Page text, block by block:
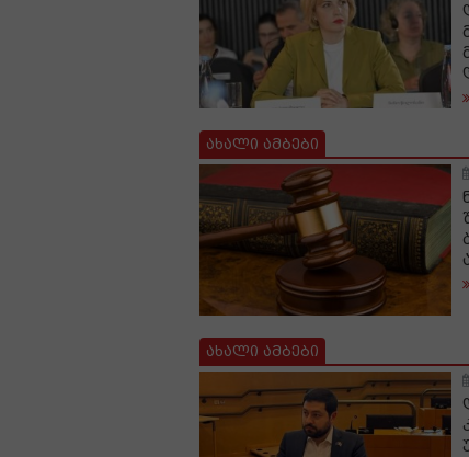
ახალი ამბები
ახალი ამბები